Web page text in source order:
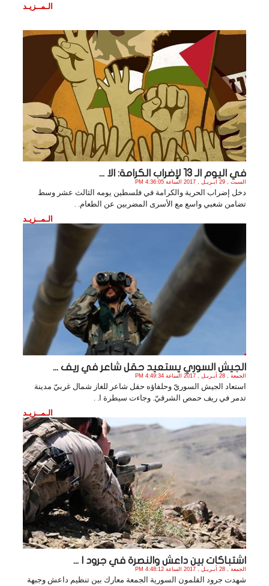
الـمــزيـد
في اليوم الـ 13 لإضراب الكرامة: الا ...
السبت , 29 أبـريـل , 2017 الساعة 4:36:05 PM
دخل إضراب الحرية والكرامة في فلسطين يومه الثالث عشر وسط
تضامن شعبي واسع مع الأسرى المضربين عن الطعام. .
الـمــزيـد
الجيش السوري يستعيد حقل شاعر في ريف ...
الجمعة , 28 أبـريـل , 2017 الساعة 4:49:34 PM
استعاد الجيش السوريّ وحلفاؤه حقل شاعر للغاز شمال غربيّ مدينة
تدمر في ريف حمص الشرقيّ. وجاءت سيطرة ا. .
الـمــزيـد
اشتباكات بين داعش والنصرة في جرود ا ...
الجمعة , 28 أبـريـل , 2017 الساعة 4:48:12 PM
شهدت جرود القلمون السورية الجمعة معارك بين تنظيم داعش وجبهة